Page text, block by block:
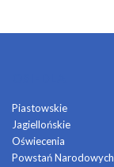
Piastowskie
Jagiellońskie
Oświecenia
Powstań Narodowych